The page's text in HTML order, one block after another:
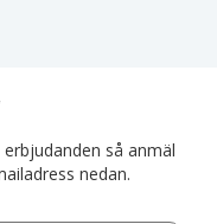
så anmäl
nedan.